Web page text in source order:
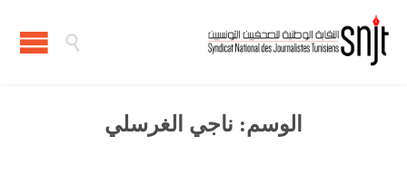

الوسم: ناجي الغرسلي